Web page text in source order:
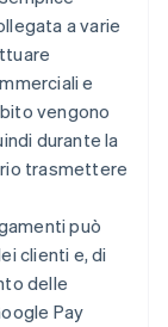
a varie
e
vengono
durante la
trasmettere
può
clienti e, di
delle
Pay